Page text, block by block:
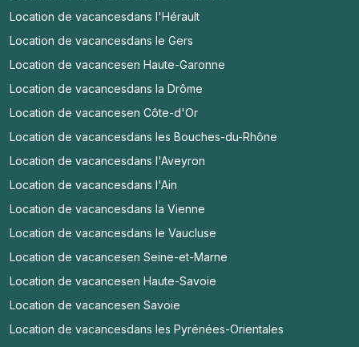
Location de vacancesdans l'Hérault
Location de vacancesdans le Gers
Location de vacancesen Haute-Garonne
Location de vacancesdans la Drôme
Location de vacancesen Côte-d'Or
Location de vacancesdans les Bouches-du-Rhône
Location de vacancesdans l'Aveyron
Location de vacancesdans l'Ain
Location de vacancesdans la Vienne
Location de vacancesdans le Vaucluse
Location de vacancesen Seine-et-Marne
Location de vacancesen Haute-Savoie
Location de vacancesen Savoie
Location de vacancesdans les Pyrénées-Orientales